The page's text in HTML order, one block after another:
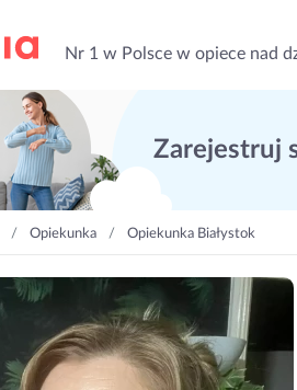
Nr 1 w Polsce w opiece nad
Zarejestruj
Opiekunka Opiekunka Białystok